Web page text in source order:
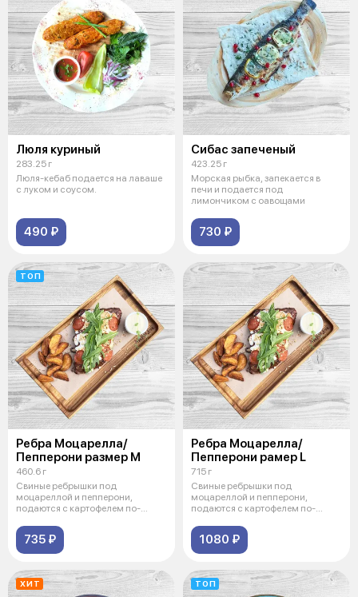
Люля куриный
283.25 г
Люля-кебаб подается на лаваше
с луком и соусом.
490 ₽
Сибас запеченый
423.25 г
Морская рыбка, запекается в
печи и подается под
лимончиком с оавощами
730 ₽
ТОП
Ребра Моцарелла/
Пепперони размер М
460.6 г
Свиные ребрышки под
моцареллой и пепперони,
подаются с картофелем по-
735 ₽
Ребра Моцарелла/
Пепперони рамер L
715 г
Свиные ребрышки под
моцареллой и пепперони,
подаются с картофелем по-
1080 ₽
ХИТ ТОП